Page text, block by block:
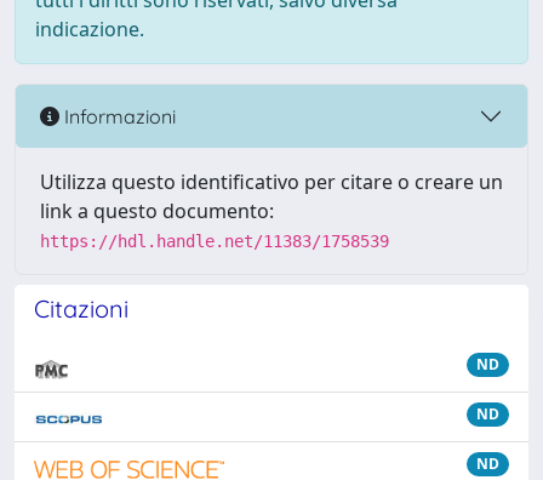
indicazione.
Informazioni
Utilizza questo identificativo per citare o creare un
link a questo documento:
https://hdl.handle.net/11383/1758539
Citazioni
ND
ND
ND